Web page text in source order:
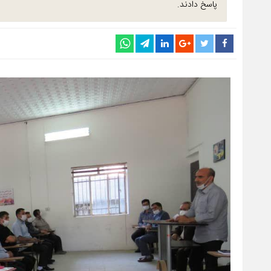
پاسخ دادند.